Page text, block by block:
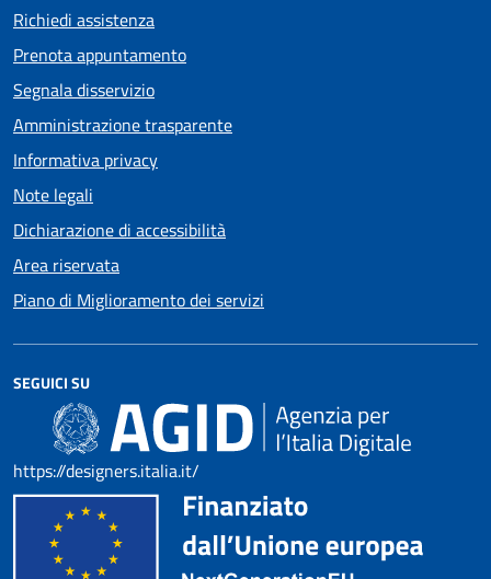
Richiedi assistenza
Prenota appuntamento
Segnala disservizio
Amministrazione trasparente
Informativa privacy
Note legali
Dichiarazione di accessibilità
Area riservata
Piano di Miglioramento dei servizi
SEGUICI SU
https://designers.italia.it/